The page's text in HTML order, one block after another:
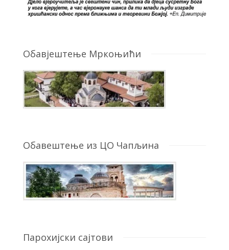
Обавјештење Мркоњићи
Обавештење из ЦО Чапљина
Парохијски сајтови